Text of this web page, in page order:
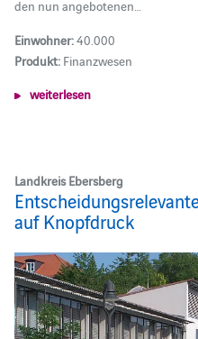
den nun angebotenen…
Einwohner:40.000
Produkt:Finanzwesen
weiterlesen
Landkreis Ebersberg
auf Knopfdruck